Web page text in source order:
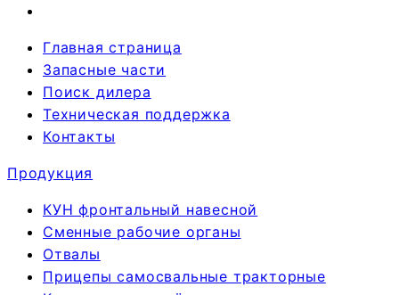
Главная страница
Запасные части
Поиск дилера
Техническая поддержка
Контакты
Продукция
КУН фронтальный навесной
Сменные рабочие органы
Отвалы
Прицепы самосвальные тракторные